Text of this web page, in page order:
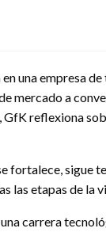
una empresa
mercado a
reflexiona
fortalece,
las etapas de la
carrera